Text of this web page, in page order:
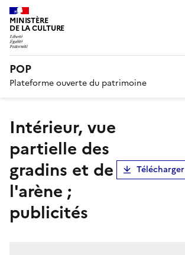
MINISTÈRE
DE LA CULTURE
POP
Plateforme ouverte du patrimoine
Intérieur, vue
partielle des
gradins et de
l'arène ;
publicités
Télécharger